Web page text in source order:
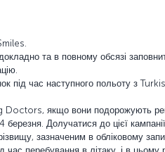
та в повному обсязі
під час наступного польоту з
Doctors, якщо вони подорожують
Долучатися до цієї
зазначеним в обліковому